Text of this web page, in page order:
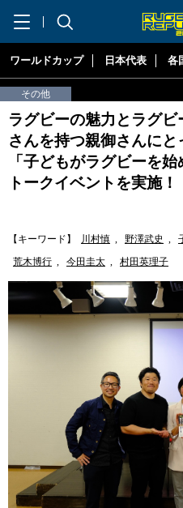
ワールドカップ 日本代表 各
その他
ラグビーの魅力とラグ
さんを持つ親御さんにと
「子どもがラグビーを
トークイベントを実施！
【キーワード】 川村慎 , 野澤武史 ,
荒木博行 , 今田圭太 , 村田英理子